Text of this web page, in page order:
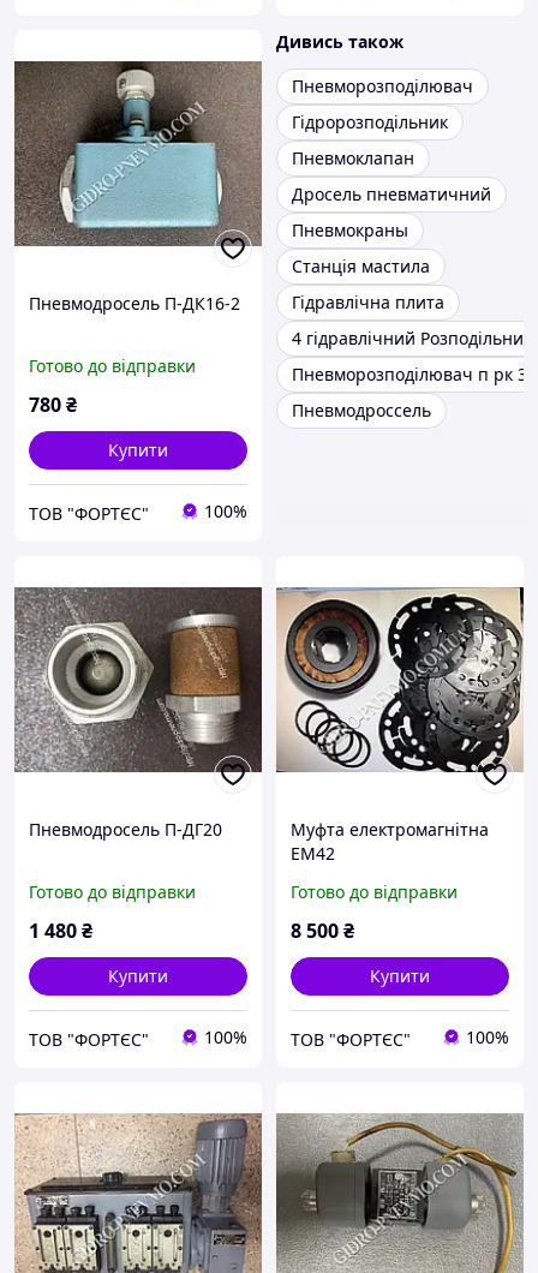
Пневмодросель П-ДК16-2
Готово до відправки
780₴
Купити
ТОВ "ФОРТЄС" 100%
Дивись також
Пневморозподілювач
Гідророзподільник
Пневмоклапан
Дросель пневматичний
Пневмокраны
Станція мастила
Гідравлічна плита
4 гідравлічний Розподільник
Пневморозподілювач п рк 3
Пневмодроссель
Пневмодросель П-ДГ20
Готово до відправки
1 480₴
Купити
ТОВ "ФОРТЄС" 100%
Муфта електромагнітна
ЕМ42
Готово до відправки
8 500₴
Купити
ТОВ "ФОРТЄС" 100%